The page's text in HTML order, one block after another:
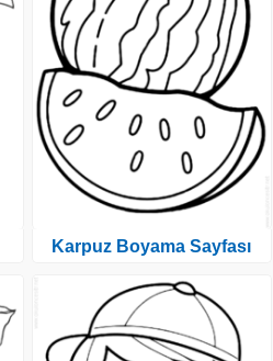
Karpuz Boyama Sayfası